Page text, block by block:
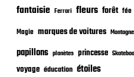
n
fantaisie Ferrari fleurs forêt fée
Magie marques de voitures Montagne
papillons planètes princesse
voyage éducation étoiles